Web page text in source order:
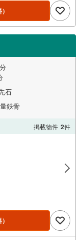
石
鉄骨
掲載物件 2件